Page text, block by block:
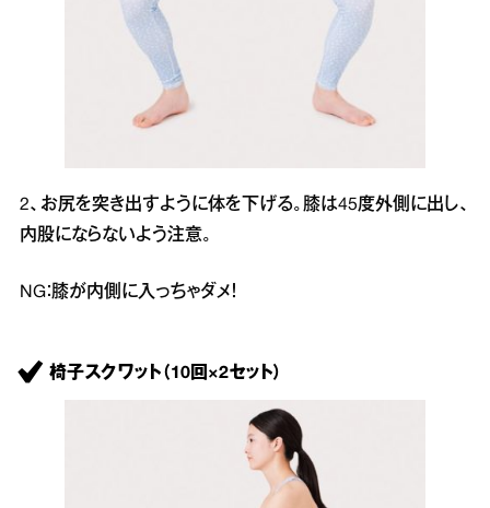
2、お尻を突き出すように体を下げる。膝は45度外側に出し、
内股にならないよう注意。
NG：膝が内側に入っちゃダメ！
椅子スクワット（10回×2セット）